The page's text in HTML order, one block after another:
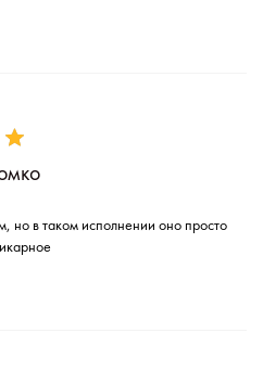
но в таком исполнении оно просто